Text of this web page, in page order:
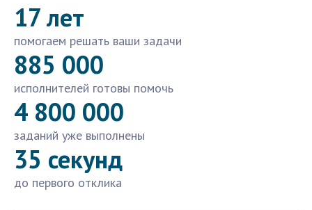
17 лет
помогаем решать ваши задачи
885 000
исполнителей готовы помочь
4 800 000
заданий уже выполнены
35 секунд
до первого отклика